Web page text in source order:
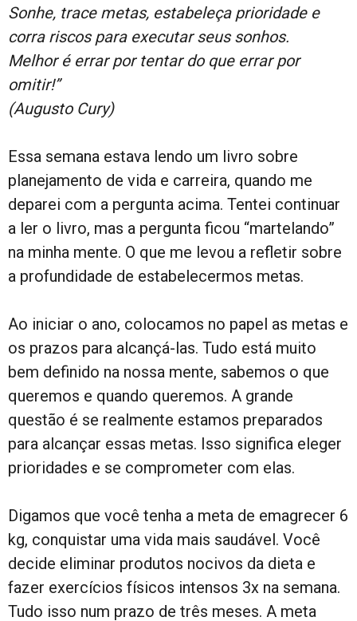
Sonhe, trace metas, estabeleça prioridade e
corra riscos para executar seus sonhos.
Melhor é errar por tentar do que errar por
omitir!”
(Augusto Cury)
Essa semana estava lendo um livro sobre
planejamento de vida e carreira, quando me
deparei com a pergunta acima. Tentei continuar
a ler o livro, mas a pergunta ficou “martelando”
na minha mente. O que me levou a refletir sobre
a profundidade de estabelecermos metas.
Ao iniciar o ano, colocamos no papel as metas e
os prazos para alcançá-las. Tudo está muito
bem definido na nossa mente, sabemos o que
queremos e quando queremos. A grande
questão é se realmente estamos preparados
para alcançar essas metas. Isso significa eleger
prioridades e se comprometer com elas.
Digamos que você tenha a meta de emagrecer 6
kg, conquistar uma vida mais saudável. Você
decide eliminar produtos nocivos da dieta e
fazer exercícios físicos intensos 3x na semana.
Tudo isso num prazo de três meses. A meta